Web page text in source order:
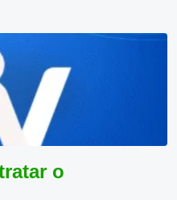
o